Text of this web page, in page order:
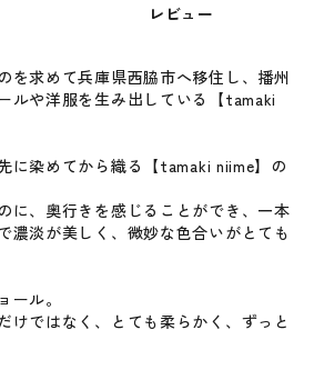
レビュー
を求めて兵庫県西脇市へ移住し、播州
ルや洋服を生み出している【tamaki
に染めてから織る【tamaki niime】の
に、奥行きを感じることができ、一本
濃淡が美しく、微妙な色合いがとても
ル。
けではなく、とても柔らかく、ずっと